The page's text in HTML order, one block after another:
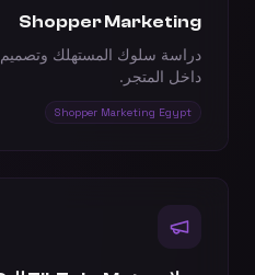
Shopper Marketing
دراسة سلوك المستهلك وتصميم
داخل المتجر.
Shopper Marketing Egypt